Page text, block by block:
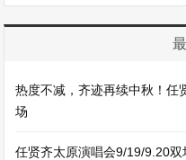
热度不减，齐迹再续中秋！任
场
任贤齐太原演唱会9/19/9.20